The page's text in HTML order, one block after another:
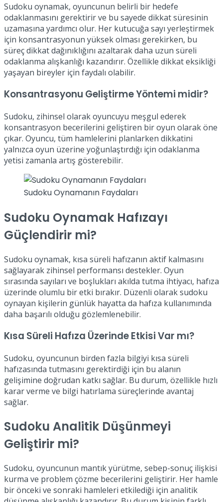
Sudoku oynamak, oyuncunun belirli bir hedefe
odaklanmasını gerektirir ve bu sayede dikkat süresinin
uzamasına yardımcı olur. Her kutucuğa sayı yerleştirmek
için konsantrasyonun yüksek olması gerekirken, bu
süreç dikkat dağınıklığını azaltarak daha uzun süreli
odaklanma alışkanlığı kazandırır. Özellikle dikkat eksikliği
yaşayan bireyler için faydalı olabilir.
Konsantrasyonu Geliştirme Yöntemi midir?
Sudoku, zihinsel olarak oyuncuyu meşgul ederek
konsantrasyon becerilerini geliştiren bir oyun olarak öne
çıkar. Oyuncu, tüm hamlelerini planlarken dikkatini
yalnızca oyun üzerine yoğunlaştırdığı için odaklanma
yetisi zamanla artış gösterebilir.
Sudoku Oynamanın Faydaları
Sudoku Oynamak Hafızayı
Güçlendirir mi?
Sudoku oynamak, kısa süreli hafızanın aktif kalmasını
sağlayarak zihinsel performansı destekler. Oyun
sırasında sayıları ve boşlukları akılda tutma ihtiyacı, hafıza
üzerinde olumlu bir etki bırakır. Düzenli olarak sudoku
oynayan kişilerin günlük hayatta da hafıza kullanımında
daha başarılı olduğu gözlemlenebilir.
Kısa Süreli Hafıza Üzerinde Etkisi Var mı?
Sudoku, oyuncunun birden fazla bilgiyi kısa süreli
hafızasında tutmasını gerektirdiği için bu alanın
gelişimine doğrudan katkı sağlar. Bu durum, özellikle hızlı
karar verme ve bilgi hatırlama süreçlerinde avantaj
sağlar.
Sudoku Analitik Düşünmeyi
Geliştirir mi?
Sudoku, oyuncunun mantık yürütme, sebep-sonuç ilişkisi
kurma ve problem çözme becerilerini geliştirir. Her hamle
bir önceki ve sonraki hamleleri etkilediği için analitik